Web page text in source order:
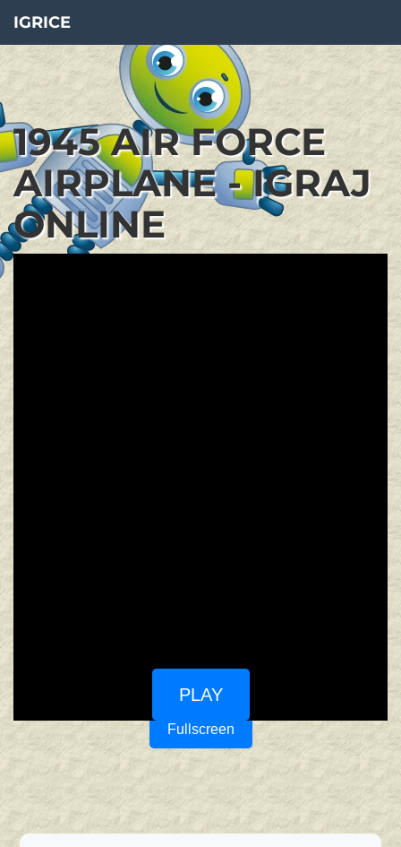
IGRICE
1945 AIR FORCE
AIRPLANE - IGRAJ
ONLINE
PLAY
Fullscreen